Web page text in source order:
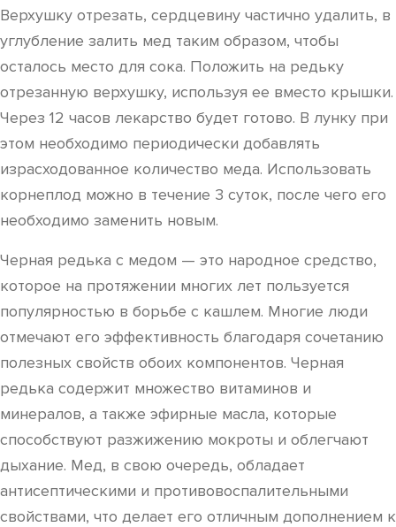
Верхушку отрезать, сердцевину частично удалить, в
углубление залить мед таким образом, чтобы
осталось место для сока. Положить на редьку
отрезанную верхушку, используя ее вместо крышки.
Через 12 часов лекарство будет готово. В лунку при
этом необходимо периодически добавлять
израсходованное количество меда. Использовать
корнеплод можно в течение 3 суток, после чего его
необходимо заменить новым.
Черная редька с медом — это народное средство,
которое на протяжении многих лет пользуется
популярностью в борьбе с кашлем. Многие люди
отмечают его эффективность благодаря сочетанию
полезных свойств обоих компонентов. Черная
редька содержит множество витаминов и
минералов, а также эфирные масла, которые
способствуют разжижению мокроты и облегчают
дыхание. Мед, в свою очередь, обладает
антисептическими и противовоспалительными
свойствами, что делает его отличным дополнением к